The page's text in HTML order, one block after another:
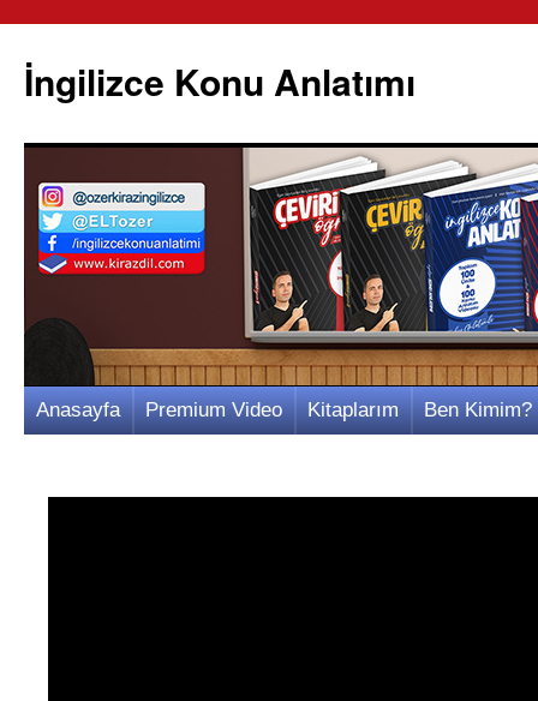
İngilizce Konu Anlatımı
İçeriğe
Anasayfa Premium Video Kitaplarım Ben Kimim?